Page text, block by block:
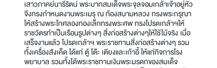
เสาวภาคย์นารีรัตน์ พระบาทสมเด็จพระจุลจอมเกล้าเจ้าอยู่หัว
จึงทรงกำหนดงานพระเมรุ ณ ท้องสนามหลวง ทรงพระกรุณา
ให้สร้างพระโกศลองทองเล็กทรงพระศพ ทรงโปรดเกล้าฯให้
ราชวัตรทำเป็นเรือนรูปต่างๆ สิ่งก่อสร้างต่างๆให้ใช้ไม้จริง เมื่อ
เสร็จงานแล้ว โปรดเกล้าฯ พระราชทานสิ่งก่อสร้างต่างๆ รวม
ทั้งเครื่องสังเค็ด ได้แก่ ตู้ โต๊ะ เตียงและเก้าอี้ ให้แก่กิจการโรง
พยาบาล รวมทั้งได้พระราชทานเงินพระมรดกของสมเด็จ